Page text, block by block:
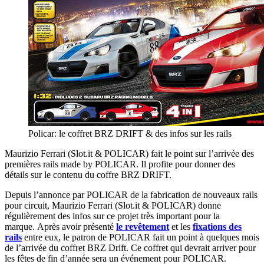
Policar: le coffret BRZ DRIFT & des infos sur les rails
Maurizio Ferrari (Slot.it & POLICAR) fait le point sur l’arrivée des
premières rails made by POLICAR. Il profite pour donner des
détails sur le contenu du coffre BRZ DRIFT.
Depuis l’annonce par POLICAR de la fabrication de nouveaux rails
pour circuit, Maurizio Ferrari (Slot.it & POLICAR) donne
régulièrement des infos sur ce projet très important pour la
marque. Après avoir présenté le revêtement et les fixations des
rails entre eux, le patron de POLICAR fait un point à quelques mois
de l’arrivée du coffret BRZ Drift. Ce coffret qui devrait arriver pour
les fêtes de fin d’année sera un événement pour POLICAR.